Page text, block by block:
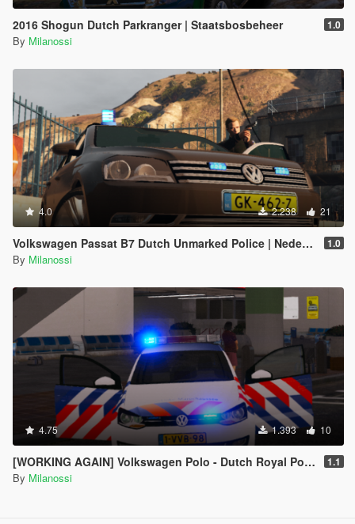
2016 Shogun Dutch Parkranger | Staatsbosbeheer 1.0
By Milanossi
4.0 2.238 21
Volkswagen Passat B7 Dutch Unmarked Police | Nederlandse Politie // DSI // AT // Arrestatieteam // Verkeershandhaving // Recherche 1.0
By Milanossi
4.75 1.393 10
[WORKING AGAIN] Volkswagen Polo - Dutch Royal Police // Koninklijke Marechaussee 1.1
By Milanossi